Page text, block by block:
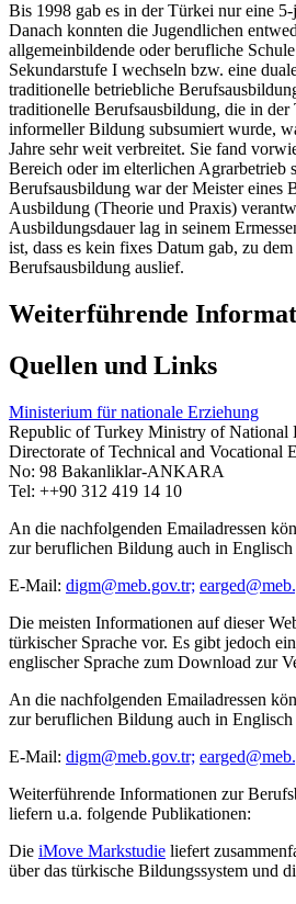
Bis 1998 gab es in der Türkei nur eine
Danach konnten die Jugendlichen
allgemeinbildende oder berufliche
Sekundarstufe I wechseln bzw. eine
traditionelle betriebliche
traditionelle Berufsausbildung, die in der
informeller Bildung subsumiert wurde,
Jahre sehr weit verbreitet. Sie fand
Bereich oder im elterlichen Agrarbetrieb
Berufsausbildung war der Meister eines
Ausbildung (Theorie und Praxis)
Ausbildungsdauer lag in seinem
ist, dass es kein fixes Datum gab, zu
Berufsausbildung auslief.
Weiterführende
Quellen und Links
Ministerium für nationale Erziehung
Republic of Turkey Ministry of National
Directorate of Technical and Vocational
No: 98 Bakanliklar-ANKARA
Tel: ++90 312 419 14 10
An die nachfolgenden Emailadressen
zur beruflichen Bildung auch in Englisch
E-Mail: digm@meb.gov.tr;
Die meisten Informationen auf dieser
türkischer Sprache vor. Es gibt jedoch
englischer Sprache zum Download zur
An die nachfolgenden Emailadressen
zur beruflichen Bildung auch in Englisch
E-Mail: digm@meb.gov.tr;
Weiterführende Informationen zur
liefern u.a. folgende Publikationen:
Die iMove Markstudie liefert
über das türkische Bildungssystem und